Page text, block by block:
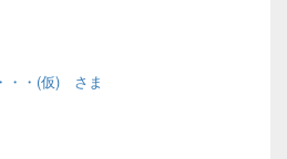
・・(仮) さま